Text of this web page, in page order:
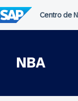
al
contenido
NBA